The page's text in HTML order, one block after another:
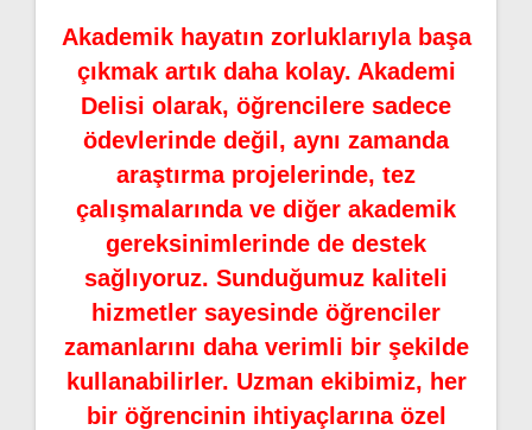
Akademik hayatın zorluklarıyla başa
çıkmak artık daha kolay. Akademi
Delisi olarak, öğrencilere sadece
ödevlerinde değil, aynı zamanda
araştırma projelerinde, tez
çalışmalarında ve diğer akademik
gereksinimlerinde de destek
sağlıyoruz. Sunduğumuz kaliteli
hizmetler sayesinde öğrenciler
zamanlarını daha verimli bir şekilde
kullanabilirler. Uzman ekibimiz, her
bir öğrencinin ihtiyaçlarına özel